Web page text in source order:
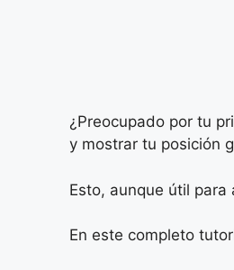
¿Preocupado por tu
y mostrar tu posición
Esto, aunque útil
En este completo